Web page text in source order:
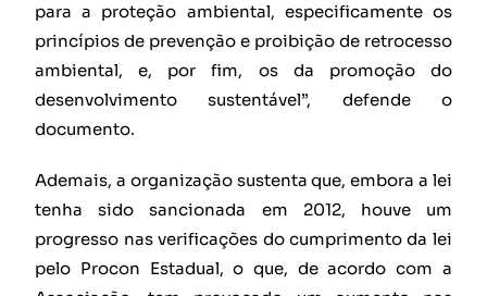
para a proteção ambiental, especificamente os
princípios de prevenção e proibição de retrocesso
ambiental, e, por fim, os da promoção do
desenvolvimento sustentável”, defende o
documento.
Ademais, a organização sustenta que, embora a lei
tenha sido sancionada em 2012, houve um
progresso nas verificações do cumprimento da lei
pelo Procon Estadual, o que, de acordo com a